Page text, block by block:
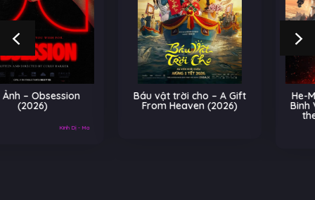
Báu vật trời cho – A Gift
From Heaven (2026)
He-Man và Những Chiến
Binh Vũ Trụ – Masters of